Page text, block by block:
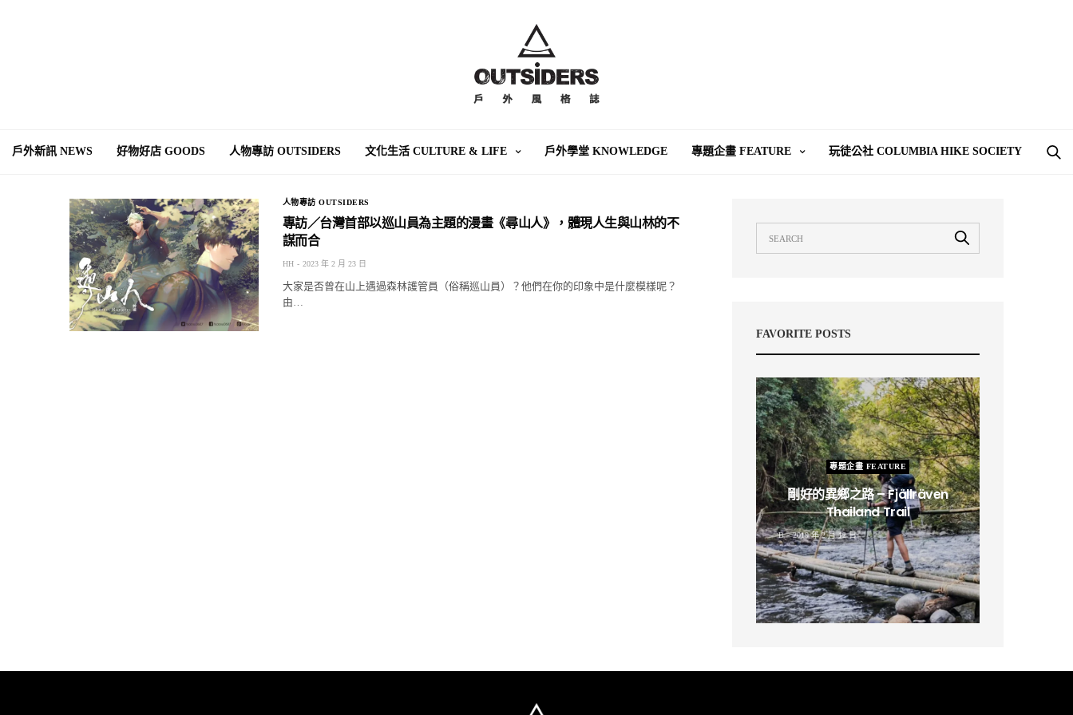
戶外新訊 NEWS 好物好店 GOODS 人物專訪 OUTSIDERS 文化生活 CULTURE & LIFE 戶外學堂 KNOWLEDGE 專題企畫 FEATURE 玩徒公社 COLUMBIA HIKE SOCIETY
人物專訪 OUTSIDERS
專訪／台灣首部以巡山員為主題的漫畫《尋山人》，體現人生與山林的不
謀而合
HH 2023 年 2 月 23 日
大家是否曾在山上遇過森林護管員（俗稱巡山員）？他們在你的印象中是什麼模樣呢？
由…
FAVORITE POSTS
專題企畫 FEATURE
剛好的異鄉之路 – Fjällräven
Thailand Trail
B 2019 年 2 月 12 日